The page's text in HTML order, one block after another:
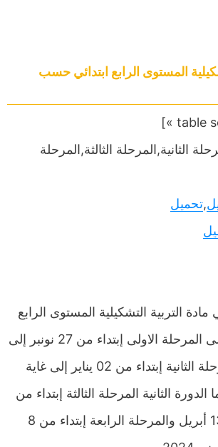
المستوى الرابع ابتدائي حسب
الثانية,المرحلة الثالثة,المرحلة
,تحميل
التربية التشكيلية المستوى الرابع
إبتدائي الدورة الاولى المرحلة الاولى إبتداء من 27 نونبر إلى
غاية 2 دجنبر والمرحلة الثانية إبتداء من 02 يناير إلى غاية
2024 . اما الدورة الثانية المرحلة الثالثة إبتداء من
8 أبريل إلى غاية 13 أبريل والمرحلة الرابعة إبتداء من 8